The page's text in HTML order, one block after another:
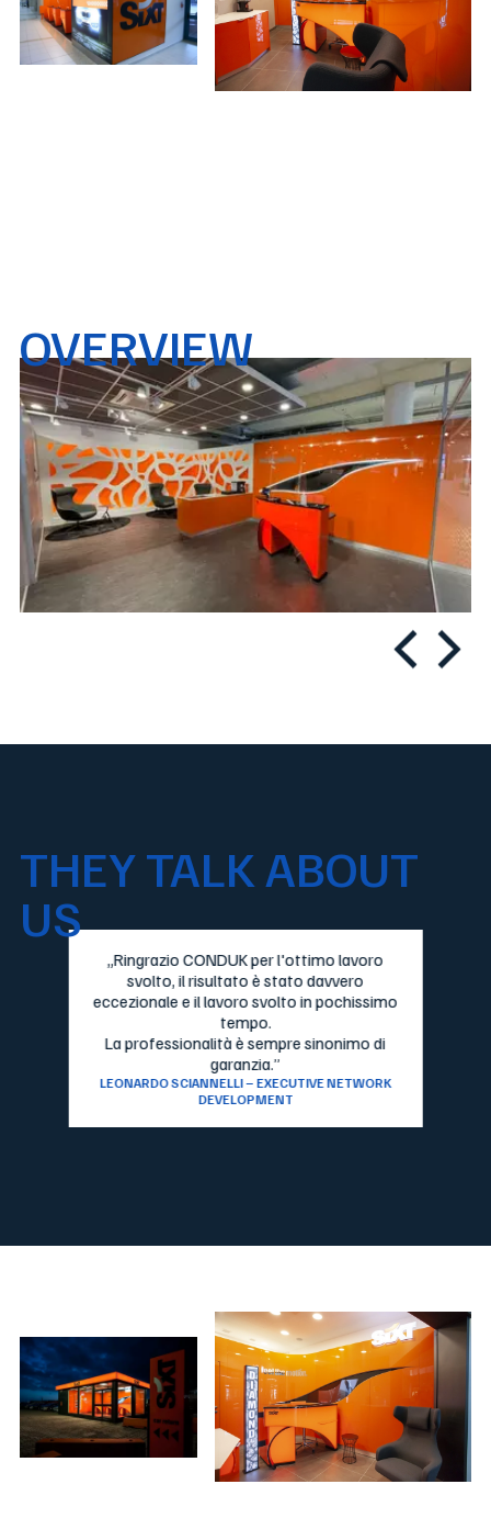
OVERVIEW
THEY TALK ABOUT
US
„Ringrazio CONDUK per l'ottimo lavoro
svolto, il risultato è stato davvero
eccezionale e il lavoro svolto in pochissimo
tempo.
La professionalità è sempre sinonimo di
garanzia.”
LEONARDO SCIANNELLI – EXECUTIVE NETWORK
DEVELOPMENT